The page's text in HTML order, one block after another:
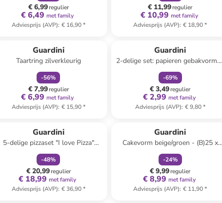
€ 6,99regulier
€ 6,49 met family
Adviesprijs (AVP): € 16,90*
€ 11,99regulier
€ 10,99 met family
Adviesprijs (AVP): € 18,90*
Guardini
Taartring zilverkleurig
-56%
€ 7,99regulier
€ 6,99 met family
Adviesprijs (AVP): € 15,90*
Guardini
2-delige set: papieren gebakvormen
beige - 2x 6 stuks
-69%
€ 3,49regulier
€ 2,99 met family
Adviesprijs (AVP): € 9,80*
Guardini
5-delige pizzaset "I love Pizza"
zwart/zilverkleurig
-48%
€ 20,99regulier
€ 18,99 met family
Adviesprijs (AVP): € 36,90*
Guardini
Cakevorm beige/groen - (B)25 x
(H)6,7 cm
-24%
€ 9,99regulier
€ 8,99 met family
Adviesprijs (AVP): € 11,90*